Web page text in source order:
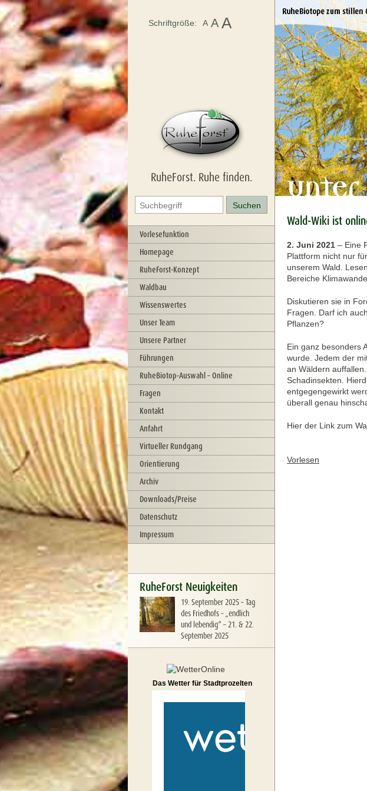
RuheForst. Ruhe finden.
Vorlesefunktion
Homepage
RuheForst-Konzept
Waldbau
Wissenswertes
Unser Team
Unsere Partner
Führungen
RuheBiotop-Auswahl – Online
Fragen
Kontakt
Anfahrt
Virtueller Rundgang
Orientierung
Archiv
Downloads/Preise
Datenschutz
Impressum
RuheForst Neuigkeiten
19. September 2025–Tag
des Friedhofs – „endlich
und lebendig“ – 21. & 22.
September 2025
Schriftgröße: A A A
Das Wetter für Stadtprozelten
Wald-Wiki ist
2. Juni 2021 – Eine
Plattform nicht nur
unserem Wald.
Bereiche
Diskutieren sie in
Fragen. Darf ich
Pflanzen?
Ein ganz besonders
wurde. Jedem der
an Wäldern
Schadinsekten.
entgegengewirkt
überall genau
Hier der Link zum
Vorlesen